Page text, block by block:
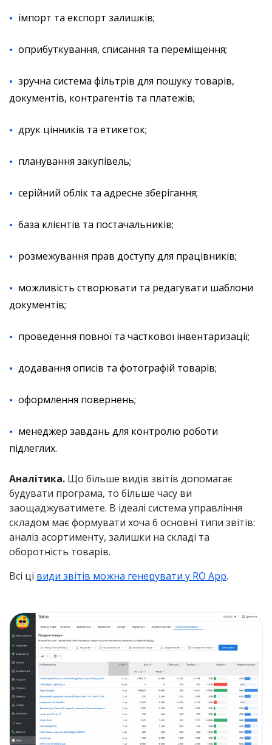
імпорт та експорт залишків;
оприбуткування, списання та переміщення;
зручна система фільтрів для пошуку товарів,
документів, контрагентів та платежів;
друк цінників та етикеток;
планування закупівель;
серійний облік та адресне зберігання;
база клієнтів та постачальників;
розмежування прав доступу для працівників;
можливість створювати та редагувати шаблони
документів;
проведення повної та часткової інвентаризації;
додавання описів та фотографій товарів;
оформлення повернень;
менеджер завдань для контролю роботи
підлеглих.
Аналітика. Що більше видів звітів допомагає
будувати програма, то більше часу ви
заощаджуватимете. В ідеалі система управління
складом має формувати хоча б основні типи звітів:
аналіз асортименту, залишки на складі та
оборотність товарів.
Всі ці види звітів можна генерувати у RO App.